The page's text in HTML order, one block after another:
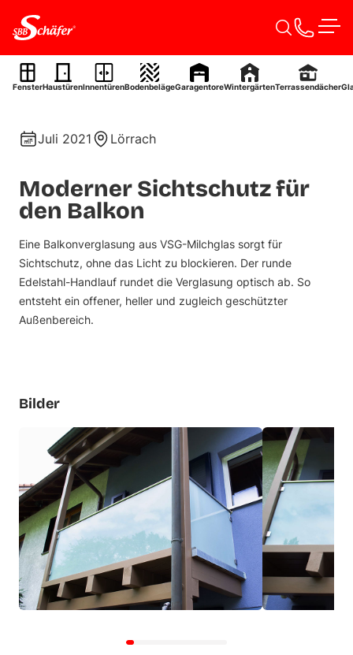
FensterHaustürenInnentürenBodenbelägeGaragentoreWintergärtenTerrassendächer
Balkonverglasung
Juli 2021 Lörrach
Moderner Sichtschutz für
den Balkon
Eine Balkonverglasung aus VSG-Milchglas sorgt für
Sichtschutz, ohne das Licht zu blockieren. Der runde
Edelstahl-Handlauf rundet die Verglasung optisch ab. So
entsteht ein offener, heller und zugleich geschützter
Außenbereich.
Bilder